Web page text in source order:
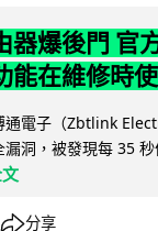
器爆後門 官
能在維修時
通電子（Zbtlink
漏洞，被發現每 35
分享